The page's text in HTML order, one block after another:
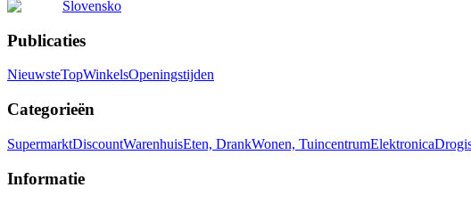
Slovensko
Publicaties
NieuwsteTopWinkelsOpeningstijden
Categorieën
SupermarktDiscountWarenhuisEten, DrankWonen, TuincentrumElektronica
Informatie